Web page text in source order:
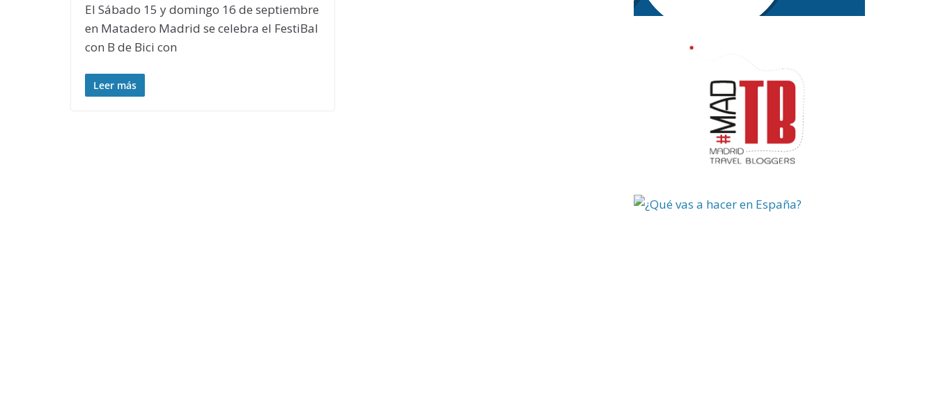
El Sábado 15 y domingo 16 de septiembre
en Matadero Madrid se celebra el FestiBal
con B de Bici con
Leer más